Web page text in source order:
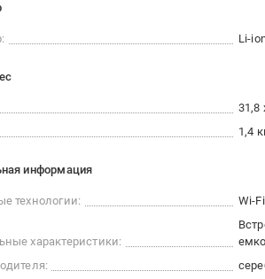
Li-
31,8
1,4
информация
технологии: Wi-
характеристики: